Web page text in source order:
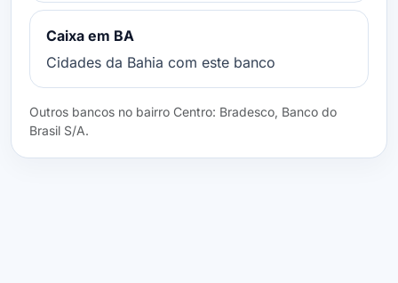
Caixa em BA
Cidades da Bahia com este banco
Outros bancos no bairro Centro: Bradesco, Banco do
Brasil S/A.